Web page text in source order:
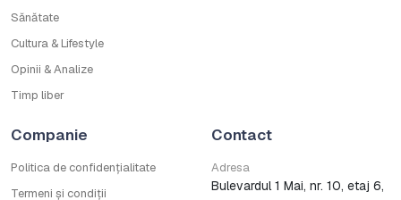
Sănătate
Cultura & Lifestyle
Opinii & Analize
Timp liber
Companie
Politica de confidențialitate
Termeni și condiții
Contact
Adresa
Bulevardul 1 Mai, nr. 10, etaj 6,